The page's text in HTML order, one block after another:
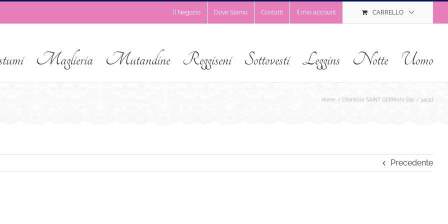
Il Negozio Dove Siamo Contatti Il mio account CARRELLO
Maglieria Mutandine Reggiseni Sottovesti Leggins Notte Uomo
Home Chantelle SAINT GERMAN Slip 3413d
Precedente